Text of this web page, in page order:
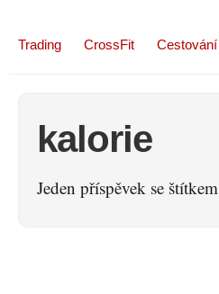
Trading CrossFit Cestování
kalorie
Jeden příspěvek se štítkem